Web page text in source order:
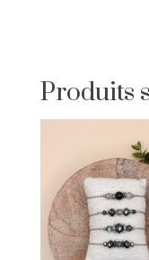
Produits